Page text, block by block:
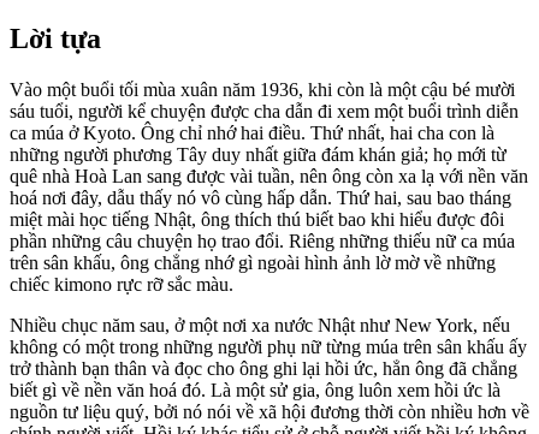
Lời tựa
Vào một buổi tối mùa xuân năm 1936, khi còn là một cậu bé mười
sáu tuổi, người kể chuyện được cha dẫn đi xem một buổi trình diễn
ca múa ở Kyoto. Ông chỉ nhớ hai điều. Thứ nhất, hai cha con là
những người phương Tây duy nhất giữa đám khán giả; họ mới từ
quê nhà Hoà Lan sang được vài tuần, nên ông còn xa lạ với nền văn
hoá nơi đây, dẫu thấy nó vô cùng hấp dẫn. Thứ hai, sau bao tháng
miệt mài học tiếng Nhật, ông thích thú biết bao khi hiểu được đôi
phần những câu chuyện họ trao đổi. Riêng những thiếu nữ ca múa
trên sân khấu, ông chẳng nhớ gì ngoài hình ảnh lờ mờ về những
chiếc kimono rực rỡ sắc màu.
Nhiều chục năm sau, ở một nơi xa nước Nhật như New York, nếu
không có một trong những người phụ nữ từng múa trên sân khấu ấy
trở thành bạn thân và đọc cho ông ghi lại hồi ức, hẳn ông đã chẳng
biết gì về nền văn hoá đó. Là một sử gia, ông luôn xem hồi ức là
nguồn tư liệu quý, bởi nó nói về xã hội đương thời còn nhiều hơn về